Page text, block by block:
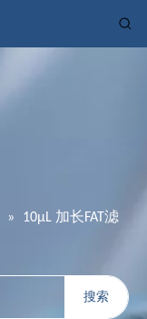
»
10μL 加长FAT滤
搜索